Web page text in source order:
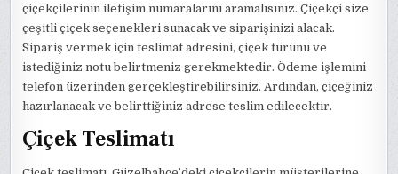
çiçekçilerinin iletişim numaralarını aramalısınız. Çiçekçi size
çeşitli çiçek seçenekleri sunacak ve siparişinizi alacak.
Sipariş vermek için teslimat adresini, çiçek türünü ve
istediğiniz notu belirtmeniz gerekmektedir. Ödeme işlemini
telefon üzerinden gerçekleştirebilirsiniz. Ardından, çiçeğiniz
hazırlanacak ve belirttiğiniz adrese teslim edilecektir.
Çiçek Teslimatı